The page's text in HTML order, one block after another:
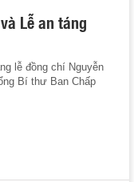
Lễ an táng
lễ đồng chí Nguyễn
Bí thư Ban Chấp